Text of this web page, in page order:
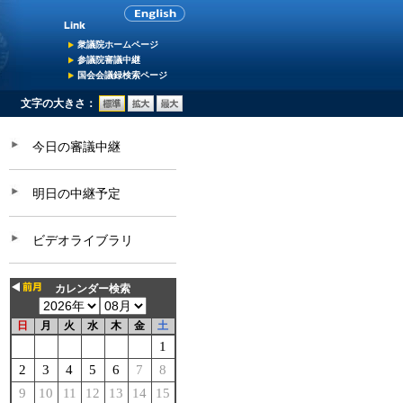
衆議院ホームページ
参議院審議中継
国会会議録検索ページ
文字の大きさ：
今日の審議中継
明日の中継予定
ビデオライブラリ
カレンダー検索
日 月 火 水 木 金 土
1
2
3 4 5 6 7
8
9
10 11 12 13 14
15